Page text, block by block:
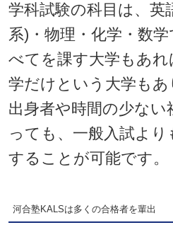
学科試験の科目は、英
系)・物理・化学・数
べてを課す大学もあ
学だけという大学も
出身者や時間の少ない
っても、一般入試よ
することが可能です。
河合塾KALSは多くの合格者を輩出